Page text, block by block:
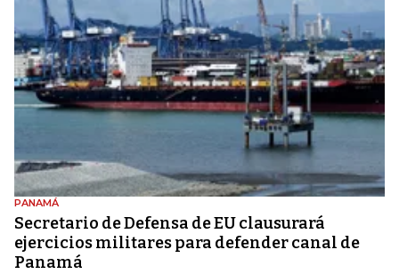
PANAMÁ
Secretario de Defensa de EU clausurará
ejercicios militares para defender canal de
Panamá